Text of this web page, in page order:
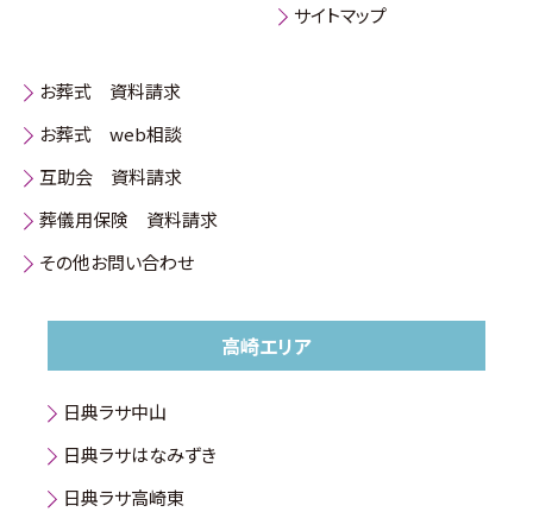
サイトマップ
お葬式 資料請求
お葬式 web相談
互助会 資料請求
葬儀用保険 資料請求
その他お問い合わせ
高崎エリア
日典ラサ中山
日典ラサはなみずき
日典ラサ高崎東